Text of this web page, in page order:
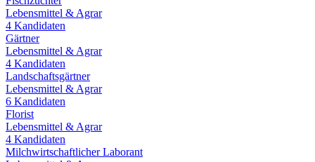
Lebensmittel & Agrar
4 Kandidaten
Gärtner
Lebensmittel & Agrar
4 Kandidaten
Landschaftsgärtner
Lebensmittel & Agrar
6 Kandidaten
Florist
Lebensmittel & Agrar
4 Kandidaten
Milchwirtschaftlicher Laborant